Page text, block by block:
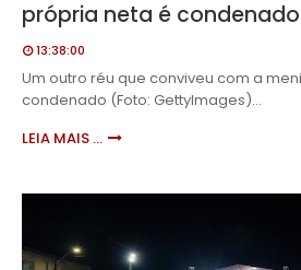
própria neta é
13:38:00
Um outro réu que conviveu com a
condenado (Foto: GettyImages)…
LEIA MAIS ...